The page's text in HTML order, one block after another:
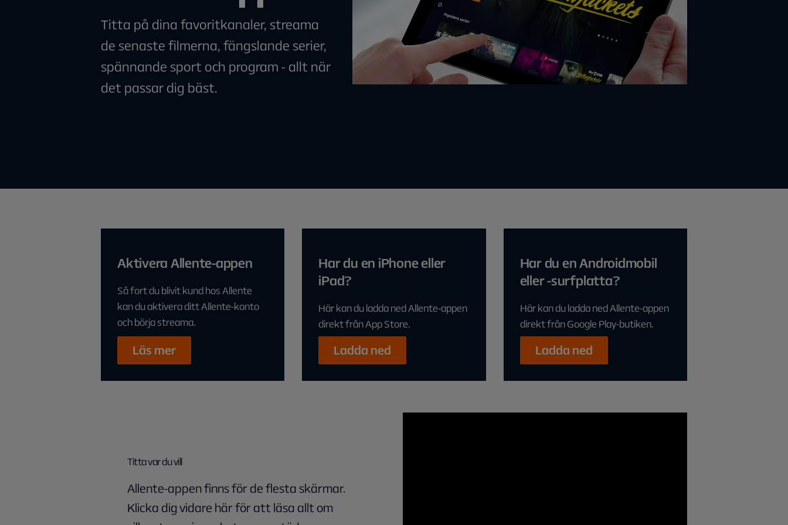
Titta på dina favoritkanaler, streama
de senaste filmerna, fängslande serier,
spännande sport och program - allt när
det passar dig bäst.
Aktivera Allente-appen
Så fort du blivit kund hos Allente
kan du aktivera ditt Allente-konto
och börja streama.
Läs mer
Har du en iPhone eller
iPad?
Här kan du ladda ned Allente-appen
direkt från App Store.
Ladda ned
Har du en Androidmobil
eller -surfplatta?
Här kan du ladda ned Allente-appen
direkt från Google Play-butiken.
Ladda ned
Titta var du vill
Allente-appen finns för de flesta skärmar.
Klicka dig vidare här för att läsa allt om